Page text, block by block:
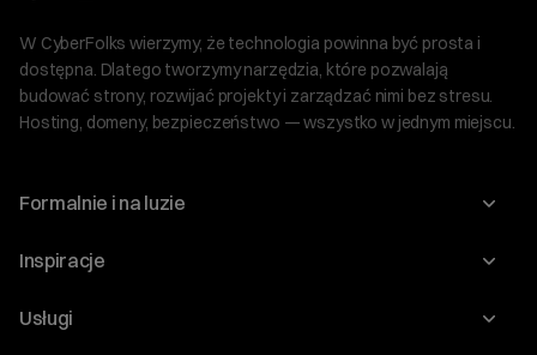
W CyberFolks wierzymy, że technologia powinna być prosta i
dostępna. Dlatego tworzymy narzędzia, które pozwalają
budować strony, rozwijać projekty i zarządzać nimi bez stresu.
Hosting, domeny, bezpieczeństwo — wszystko w jednym miejscu.
Formalnie i na luzie
O nas
Program Korzyści dla Inwestorów
Inspiracje
Blog
Usługi